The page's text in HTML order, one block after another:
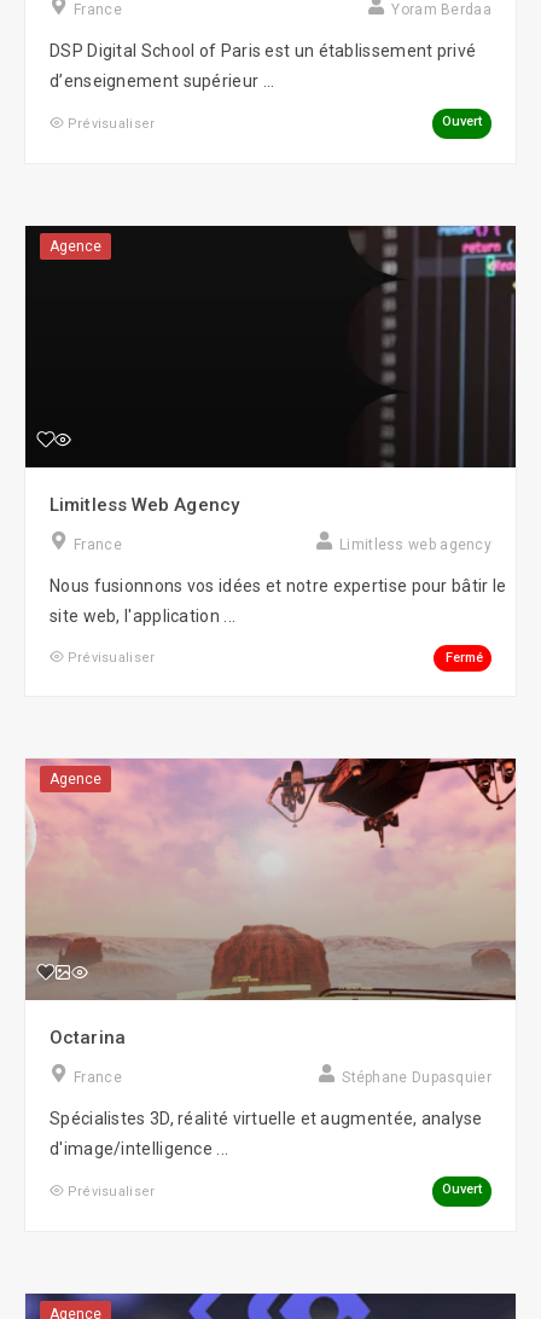
France Yoram Berdaa
DSP Digital School of Paris est un établissement privé
d’enseignement supérieur ...
Prévisualiser Ouvert
Agence
Limitless Web Agency
France Limitless web agency
Nous fusionnons vos idées et notre expertise pour bâtir le
site web, l'application ...
Prévisualiser Fermé
Agence
Octarina
France Stéphane Dupasquier
Spécialistes 3D, réalité virtuelle et augmentée, analyse
d'image/intelligence ...
Prévisualiser Ouvert
Agence